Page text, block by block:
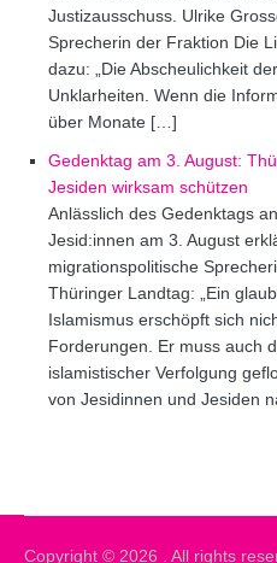
Justizausschuss. Ulrike
Sprecherin der Fraktion Die
dazu: „Die Abscheulichkeit
Unklarheiten. Wenn die
über Monate […]
Gedenktag am 3. August:
Jesiden wirksam schützen
Anlässlich des Gedenktags
Jesid:innen am 3. August
migrationspolitische
Thüringer Landtag: „Ein
Islamismus erschöpft sich
Forderungen. Er muss auch
islamistischer Verfolgung
von Jesidinnen und Jesiden
Copyright © 2026 . All rights